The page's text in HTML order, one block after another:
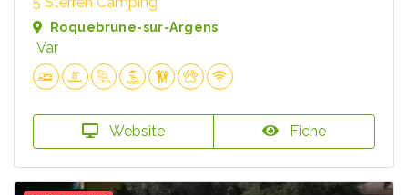
Roquebrune-sur-Argens
Var
Website Fiche